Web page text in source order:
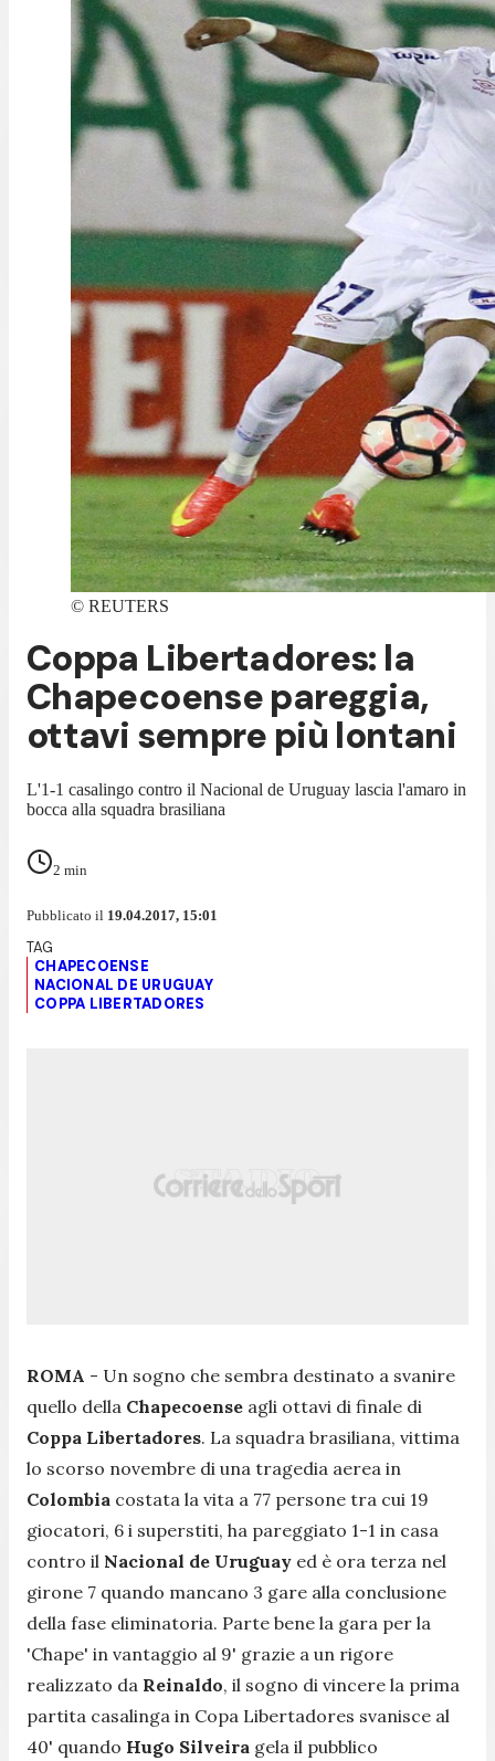
© REUTERS
Coppa Libertadores: la
Chapecoense pareggia,
ottavi sempre più lontani
L'1-1 casalingo contro il Nacional de Uruguay lascia l'amaro in
bocca alla squadra brasiliana
2 min
Pubblicato il 19.04.2017, 15:01
CHAPECOENSE
NACIONAL DE URUGUAY
COPPA LIBERTADORES
ROMA - Un sogno che sembra destinato a svanire
quello della Chapecoense agli ottavi di finale di
Coppa Libertadores. La squadra brasiliana, vittima
lo scorso novembre di una tragedia aerea in
Colombia costata la vita a 77 persone tra cui 19
giocatori, 6 i superstiti, ha pareggiato 1-1 in casa
contro il Nacional de Uruguay ed è ora terza nel
girone 7 quando mancano 3 gare alla conclusione
della fase eliminatoria. Parte bene la gara per la
'Chape' in vantaggio al 9' grazie a un rigore
realizzato da Reinaldo, il sogno di vincere la prima
partita casalinga in Copa Libertadores svanisce al
40' quando Hugo Silveira gela il pubblico